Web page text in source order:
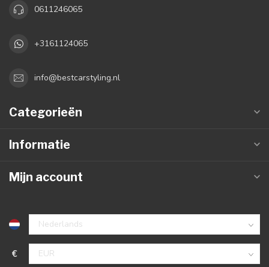
0611246065
+3161124065
info@bestcarstyling.nl
Categorieën
Informatie
Mijn account
€